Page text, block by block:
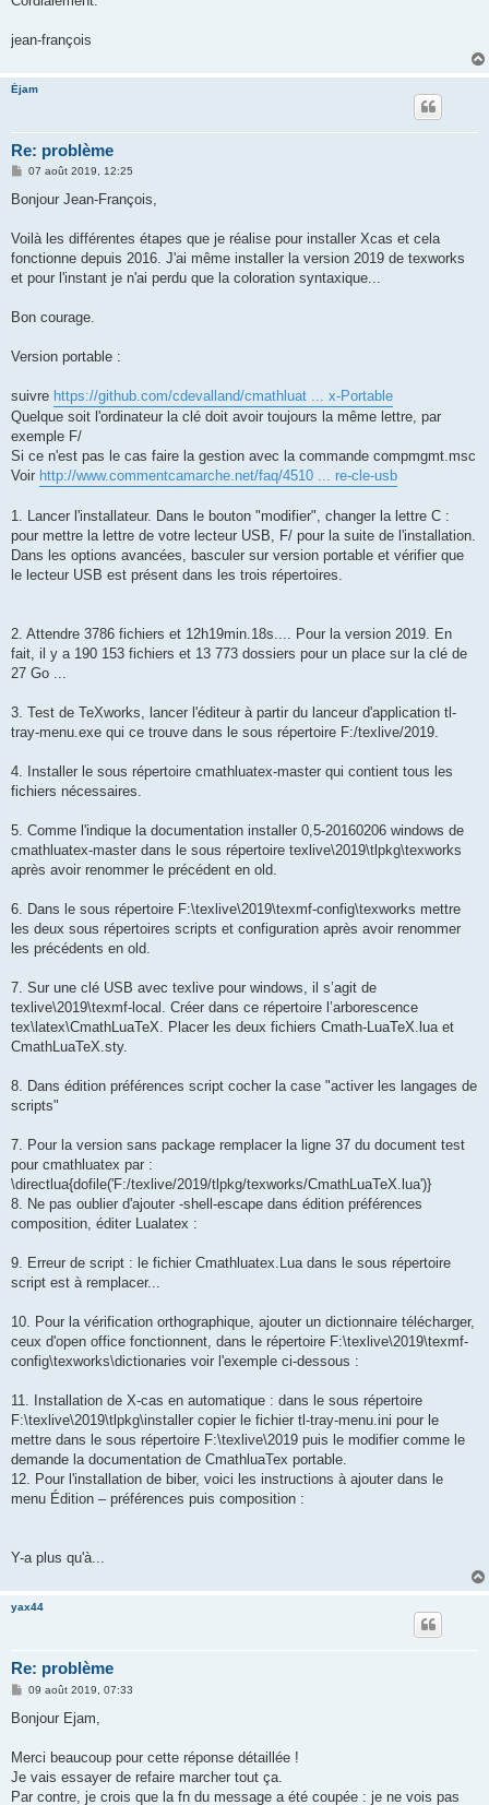
jean-françois
Éjam
Re: problème
M
s
g
07 août 2019, 12:25
Bonjour Jean-François,
Voilà les différentes étapes que je réalise pour installer Xcas et cela
fonctionne depuis 2016. J'ai même installer la version 2019 de texworks
et pour l'instant je n'ai perdu que la coloration syntaxique...
Bon courage.
Version portable :
suivre https://github.com/cdevalland/cmathluat ... x-Portable
Quelque soit l'ordinateur la clé doit avoir toujours la même lettre, par
exemple F/
Si ce n'est pas le cas faire la gestion avec la commande compmgmt.msc
Voir http://www.commentcamarche.net/faq/4510 ... re-cle-usb
1. Lancer l'installateur. Dans le bouton "modifier", changer la lettre C :
pour mettre la lettre de votre lecteur USB, F/ pour la suite de l'installation.
Dans les options avancées, basculer sur version portable et vérifier que
le lecteur USB est présent dans les trois répertoires.
2. Attendre 3786 fichiers et 12h19min.18s.... Pour la version 2019. En
fait, il y a 190 153 fichiers et 13 773 dossiers pour un place sur la clé de
27 Go ...
3. Test de TeXworks, lancer l'éditeur à partir du lanceur d'application tl-
tray-menu.exe qui ce trouve dans le sous répertoire F:/texlive/2019.
4. Installer le sous répertoire cmathluatex-master qui contient tous les
fichiers nécessaires.
5. Comme l'indique la documentation installer 0,5-20160206 windows de
cmathluatex-master dans le sous répertoire texlive\2019\tlpkg\texworks
après avoir renommer le précédent en old.
6. Dans le sous répertoire F:\texlive\2019\texmf-config\texworks mettre
les deux sous répertoires scripts et configuration après avoir renommer
les précédents en old.
7. Sur une clé USB avec texlive pour windows, il s’agit de
texlive\2019\texmf-local. Créer dans ce répertoire l’arborescence
tex\latex\CmathLuaTeX. Placer les deux fichiers Cmath-LuaTeX.lua et
CmathLuaTeX.sty.
8. Dans édition préférences script cocher la case "activer les langages de
scripts"
7. Pour la version sans package remplacer la ligne 37 du document test
pour cmathluatex par :
\directlua{dofile('F:/texlive/2019/tlpkg/texworks/CmathLuaTeX.lua')}
8. Ne pas oublier d'ajouter -shell-escape dans édition préférences
composition, éditer Lualatex :
9. Erreur de script : le fichier Cmathluatex.Lua dans le sous répertoire
script est à remplacer...
10. Pour la vérification orthographique, ajouter un dictionnaire télécharger,
ceux d'open office fonctionnent, dans le répertoire F:\texlive\2019\texmf-
config\texworks\dictionaries voir l'exemple ci-dessous :
11. Installation de X-cas en automatique : dans le sous répertoire
F:\texlive\2019\tlpkg\installer copier le fichier tl-tray-menu.ini pour le
mettre dans le sous répertoire F:\texlive\2019 puis le modifier comme le
demande la documentation de CmathluaTex portable.
12. Pour l'installation de biber, voici les instructions à ajouter dans le
menu Édition – préférences puis composition :
Y-a plus qu'à...
yax44
Re: problème
M
s
g
09 août 2019, 07:33
Bonjour Ejam,
Merci beaucoup pour cette réponse détaillée !
Je vais essayer de refaire marcher tout ça.
Par contre, je crois que la fn du message a été coupée : je ne vois pas